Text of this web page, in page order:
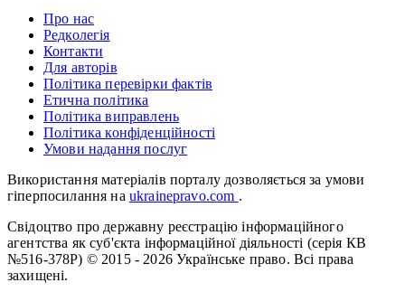
Про нас
Редколегія
Контакти
Для авторів
Політика перевірки фактів
Етична політика
Політика виправлень
Політика конфіденційності
Умови надання послуг
Використання матеріалів порталу дозволяється за умови
гіперпосилання на ukrainepravo.com .
Свідоцтво про державну реєстрацію інформаційного
агентства як суб'єкта інформаційної діяльності (серія КВ
№516-378Р) © 2015 - 2026 Українське право. Всі права
захищені.